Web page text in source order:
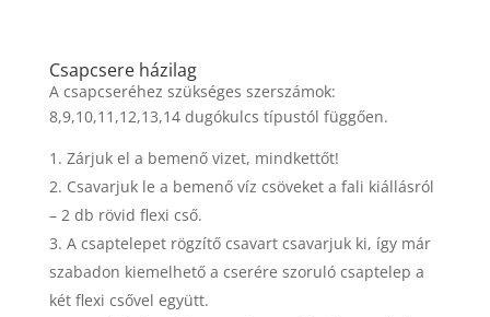
Csapcsere házilag
A csapcseréhez szükséges szerszámok:
8,9,10,11,12,13,14 dugókulcs típustól függően.
Zárjuk el a bemenő vizet, mindkettőt!
Csavarjuk le a bemenő víz csöveket a fali kiállásról
– 2 db rövid flexi cső.
A csaptelepet rögzítő csavart csavarjuk ki, így már
szabadon kiemelhető a cserére szoruló csaptelep a
két flexi csővel együtt.